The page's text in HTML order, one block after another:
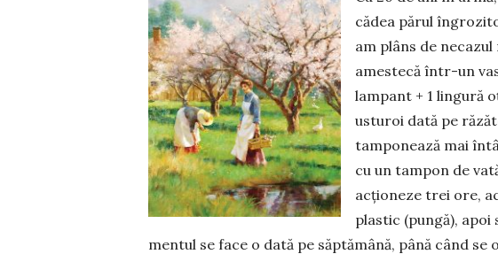
cădea părul
am plâns de
ames­tecă într-un
lampant + 1 lin­gură
usturoi dată pe
tamponează mai
cu un tampon de
acționeze trei ore,
plas­tic (pungă),
men­tul se face o dată pe săptă­mână, până când se